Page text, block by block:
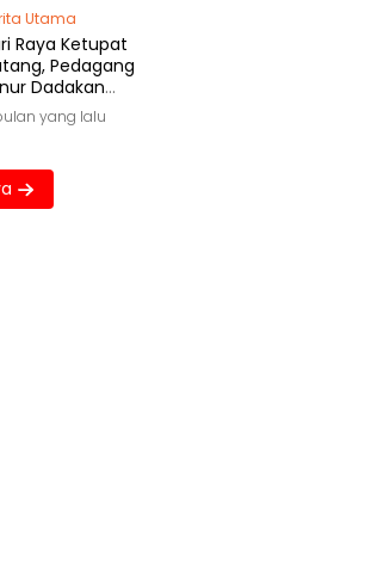
Utama
Raya Ketupat
Pedagang
Dadakan
Untung Besar
yang lalu